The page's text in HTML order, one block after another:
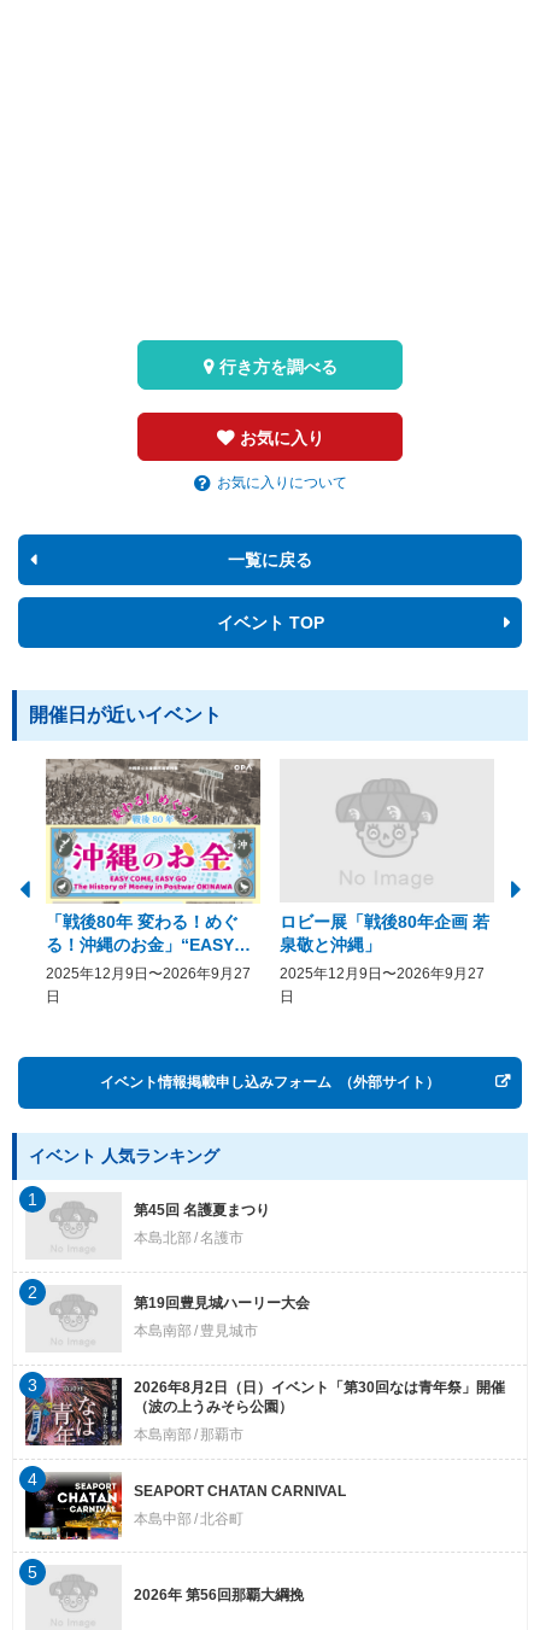
お気に入り
お気に入りについて
行き方を調べる
一覧に戻る
イベント TOP
開催日が近いイベント
「戦後80年 変わる！めぐ
る！沖縄のお金」“EASY
COME, EASY GO － The
History of Money in
2025年12月9日〜2026年9月27
日
ロビー展「戦後80年企画 若
泉敬と沖縄」
2025年12月9日〜2026年9月27
日
イベント情報掲載申し込みフォーム （外部サイト）
イベント 人気ランキング
第45回 名護夏まつり
本島北部 名護市
1
第19回豊見城ハーリー大会
本島南部
豊見城市
2
2026年8月2日（日）イベント「第30回なは青年祭」開催
（波の上うみそら公園）
本島南部
那覇市
3
SEAPORT CHATAN CARNIVAL
本島中部 北谷町
4
2026年 第56回那覇大綱挽
5